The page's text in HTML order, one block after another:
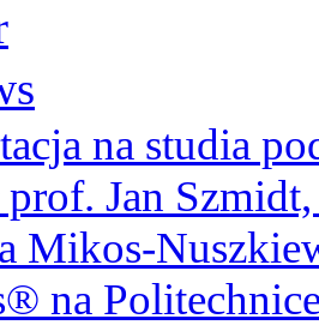
na studia
prof. Jan
Mikos-
na